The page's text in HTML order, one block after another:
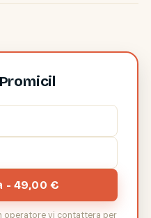
- 49,00 €
operatore vi contattera per